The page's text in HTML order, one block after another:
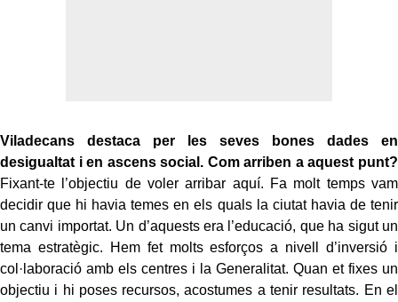
Viladecans destaca per les seves bones dades en
desigualtat i en ascens social. Com arriben a aquest punt?
Fixant-te l’objectiu de voler arribar aquí. Fa molt temps vam
decidir que hi havia temes en els quals la ciutat havia de tenir
un canvi importat. Un d’aquests era l’educació, que ha sigut un
tema estratègic. Hem fet molts esforços a nivell d’inversió i
col·laboració amb els centres i la Generalitat. Quan et fixes un
objectiu i hi poses recursos, acostumes a tenir resultats. En el